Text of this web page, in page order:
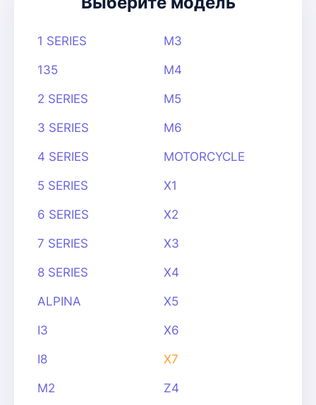
1 SERIES
135
2 SERIES
3 SERIES
4 SERIES
5 SERIES
6 SERIES
7 SERIES
8 SERIES
ALPINA
I3
I8
M2
M3
M4
M5
M6
MOTORCYCLE
X1
X2
X3
X4
X5
X6
X7
Z4